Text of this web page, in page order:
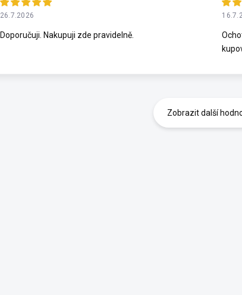
26.7.2026
Doporučuji. Nakupuji zde pravidelně.
Zobrazit další